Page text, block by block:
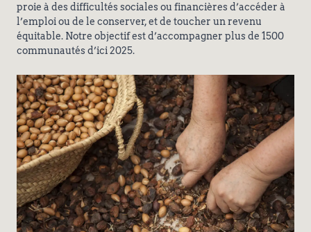
proie à des difficultés sociales ou financières d’accéder à
l’emploi ou de le conserver, et de toucher un revenu
équitable. Notre objectif est d’accompagner plus de 1500
communautés d’ici 2025.